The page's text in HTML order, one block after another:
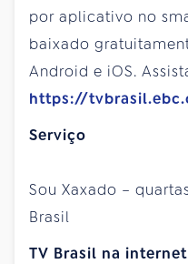
por aplicativo no
baixado
Android e iOS.
https://
Serviço
Sou Xaxado –
Brasil
TV Brasil na